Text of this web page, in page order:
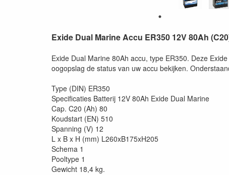
Exide Dual Marine Accu ER350 12V 80Ah
Exide Dual Marine 80Ah accu, type ER350. Deze
oogopslag de status van uw accu bekijken.
Type (DIN) ER350
Specificaties Batterij 12V 80Ah Exide Dual Marine
Cap. C20 (Ah) 80
Koudstart (EN) 510
Spanning (V) 12
L x B x H (mm) L260xB175xH205
Schema 1
Pooltype 1
Gewicht 18,4 kg.